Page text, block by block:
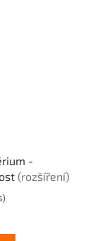
-
(rozšíření)